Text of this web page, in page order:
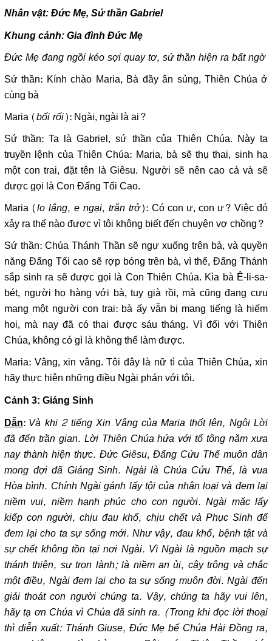
Nhân vật: Đức Mẹ, Sứ thần Gabriel
Khung cảnh: Gia đình Đức Mẹ
Đức Mẹ đang ngồi kéo sợi quay tơ, sứ thần hiện ra bất ngờ
Sứ thần: Kính chào Maria, Bà đầy ân sủng, Thiên Chúa ở
cùng bà
Maria (bối rối): Ngài, ngài là ai?
Sứ thần: Ta là Gabriel, sứ thần của Thiên Chúa. Này ta
truyền lệnh của Thiên Chúa: Maria, bà sẽ thụ thai, sinh hạ
một con trai, đặt tên là Giêsu. Người sẽ nên cao cả và sẽ
được gọi là Con Đấng Tối Cao.
Maria (lo lắng, e ngại, trăn trở): Có con ư, con ư? Việc đó
xảy ra thế nào được vì tôi không biết đến chuyện vợ chồng?
Sứ thần: Chúa Thánh Thần sẽ ngự xuống trên bà, và quyền
năng Đấng Tối cao sẽ rợp bóng trên bà, vì thế, Đấng Thánh
sắp sinh ra sẽ được gọi là Con Thiên Chúa. Kìa bà Ê-li-sa-
bét, người họ hàng với bà, tuy già rồi, mà cũng đang cưu
mang một người con trai: bà ấy vẫn bị mang tiếng là hiếm
hoi, mà nay đã có thai được sáu tháng. Vì đối với Thiên
Chúa, không có gì là không thể làm được.
Maria: Vâng, xin vâng. Tôi đây là nữ tì của Thiên Chúa, xin
hãy thực hiện những điều Ngài phán với tôi.
Cảnh 3: Giáng Sinh
Dẫn: Và khi 2 tiếng Xin Vâng của Maria thốt lên, Ngôi Lời
đã đến trần gian. Lời Thiên Chúa hứa với tổ tông năm xưa
nay thành hiện thực. Đức Giêsu, Đấng Cứu Thế muôn dân
mong đợi đã Giáng Sinh. Ngài là Chúa Cứu Thế, là vua
Hòa bình. Chính Ngài gánh lấy tội của nhân loại và đem lại
niềm vui, niềm hạnh phúc cho con người. Ngài mặc lấy
kiếp con người, chịu đau khổ, chịu chết và Phục Sinh để
đem lại cho ta sự sống mới. Như vậy, đau khổ, bệnh tật và
sự chết không tồn tại nơi Ngài. Vì Ngài là nguồn mạch sự
thánh thiện, sự trọn lành; là niềm an ủi, cậy trông và chắc
một điều, Ngài đem lại cho ta sự sống muôn đời. Ngài đến
giải thoát con người chúng ta. Vậy, chúng ta hãy vui lên,
hãy tạ ơn Chúa vì Chúa đã sinh ra. (Trong khi đọc lời thoại
thì diễn xuất: Thánh Giuse, Đức Mẹ bế Chúa Hài Đồng ra,